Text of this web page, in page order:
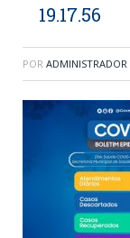
19.17.56
POR ADMINISTRADOR